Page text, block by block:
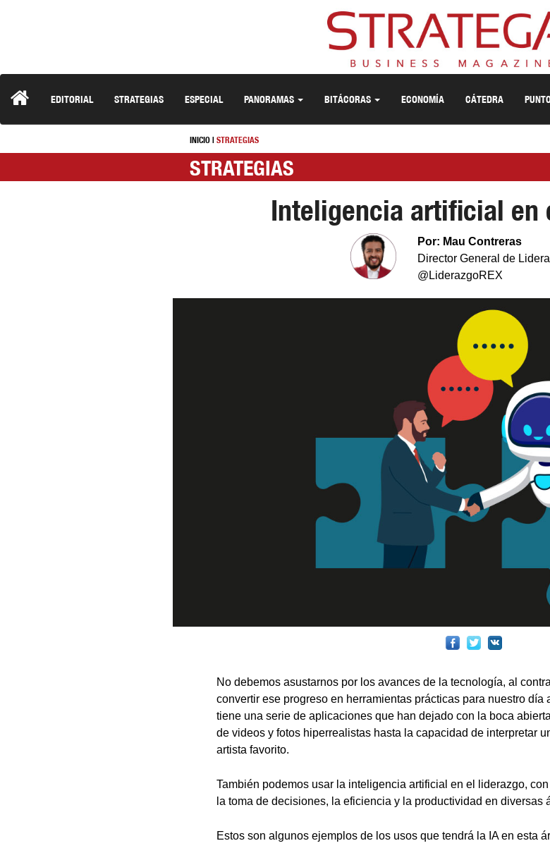
EDITORIAL STRATEGIAS ESPECIAL PANORAMAS BITÁCORAS ECONOMÍA CÁTEDRA
INICIO| STRATEGIAS
STRATEGIAS
Inteligencia artificial en
Por: Mau Contreras
Director General de
@LiderazgoREX
No debemos asustarnos por los avances de la tecnología, al
convertir ese progreso en herramientas prácticas para nuestro
tiene una serie de aplicaciones que han dejado con la boca
de videos y fotos hiperrealistas hasta la capacidad de interpretar
artista favorito.
También podemos usar la inteligencia artificial en el liderazgo,
la toma de decisiones, la eficiencia y la productividad en diversas
Estos son algunos ejemplos de los usos que tendrá la IA en esta